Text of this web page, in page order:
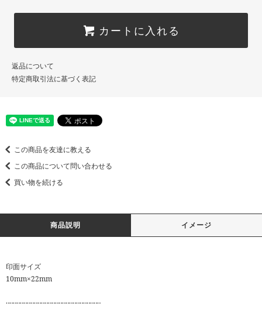
カートに入れる
返品について
特定商取引法に基づく表記
この商品を友達に教える
この商品について問い合わせる
買い物を続ける
商品説明 イメージ
印面サイズ
10mm×22mm
‥‥‥‥‥‥‥‥‥‥‥‥‥‥‥‥‥‥‥‥‥‥‥‥‥‥‥